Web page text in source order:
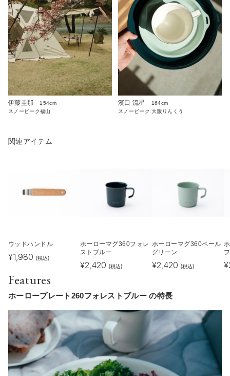
伊藤圭那
154cm
スノーピーク福山
濱口 流星
164cm
スノーピーク 大阪りんくう
関連アイテム
ウッドハンドル
¥1,980 (税込)
ホーローマグ360フォレ
ストブルー
¥2,420 (税込)
ホーローマグ360ペール
グリーン
¥2,420 (税込) ¥
Features
ホーロープレート260フォレストブルー の特長